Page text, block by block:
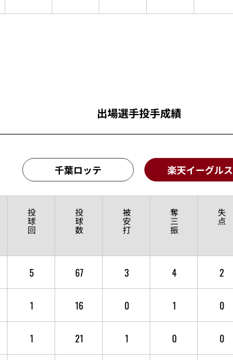
出場選手投手成績
千葉ロッテ 楽天イーグルス
投
球
回
投
球
数
被
安
打
奪
三
振
失
点
5 67 3 4 2
1 16 0 1 0
1 21 1 0 0